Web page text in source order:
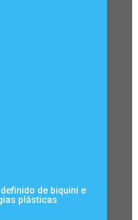
de biquíni e
plásticas